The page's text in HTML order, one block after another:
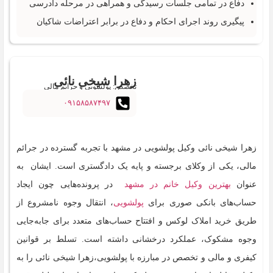
دفاع در تمامی جلسات رسیدگی و همراهی در مرحله دادرسی
پیگیری روند اجرای احکام و دفاع در برابر اعتراضات شاکیان
زهرا شیخی نائی
تخصص: پولشویی و جرایم مالی
۰۹۱۵۸۵۸۷۴۹۷
زهرا شیخی نائی وکیل پولشویی در مشهد با تجربه گسترده در جرائم
مالی، یکی از وکلای برجسته و پایه ‌یک دادگستری است. ایشان به
عنوان بهترین وکیل خانم در مشهد در پرونده‌هایی چون ایجاد
حساب‌های بانکی صوری برای پولشویی، انتقال وجوه نامشروع از
طریق خرید املاک لوکس و افتتاح حساب‌های متعدد برای جابه‌جایی
وجوه مشکوک، عملکرد درخشانی داشته است. تسلط بر قوانین
کیفری و مالی و تخصص در مبارزه با پولشویی،زهرا شیخی نائی را به